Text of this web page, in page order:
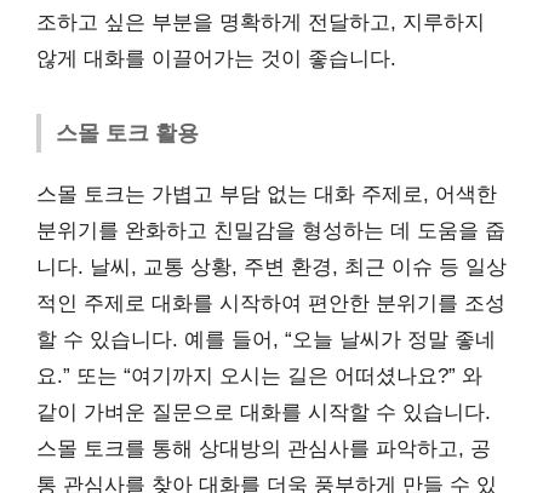
조하고 싶은 부분을 명확하게 전달하고, 지루하지
않게 대화를 이끌어가는 것이 좋습니다.
스몰 토크 활용
스몰 토크는 가볍고 부담 없는 대화 주제로, 어색한
분위기를 완화하고 친밀감을 형성하는 데 도움을 줍
니다. 날씨, 교통 상황, 주변 환경, 최근 이슈 등 일상
적인 주제로 대화를 시작하여 편안한 분위기를 조성
할 수 있습니다. 예를 들어, “오늘 날씨가 정말 좋네
요.” 또는 “여기까지 오시는 길은 어떠셨나요?” 와
같이 가벼운 질문으로 대화를 시작할 수 있습니다.
스몰 토크를 통해 상대방의 관심사를 파악하고, 공
통 관심사를 찾아 대화를 더욱 풍부하게 만들 수 있